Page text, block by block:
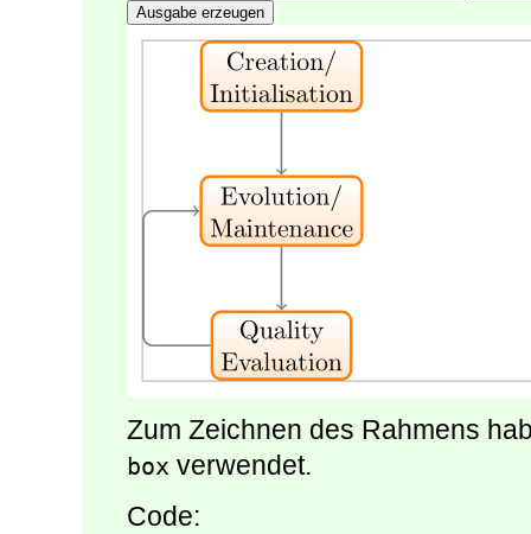
Ausgabe erzeugen
Zum Zeichnen des Rahmens
box verwendet.
Code: